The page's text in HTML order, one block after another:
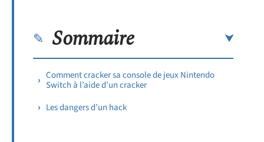
Sommaire
Comment cracker sa console de jeux Nintendo
Switch à l’aide d’un cracker
Les dangers d’un hack